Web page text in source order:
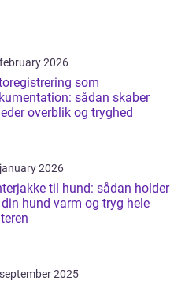
2026
som
sådan skaber
overblik og tryghed
2026
til hund: sådan holder
hund varm og tryg hele
2025